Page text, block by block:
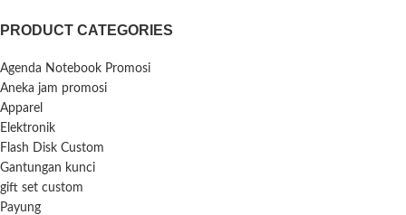
PRODUCT CATEGORIES
Agenda Notebook Promosi
Aneka jam promosi
Apparel
Elektronik
Flash Disk Custom
Gantungan kunci
gift set custom
Payung